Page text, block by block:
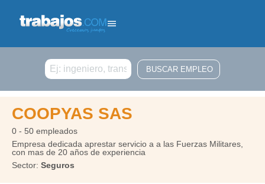
Buscar
COOPYAS SAS
0 - 50 empleados
Empresa dedicada aprestar servicio a a las Fuerzas Militares,
con mas de 20 años de experiencia
Sector: Seguros